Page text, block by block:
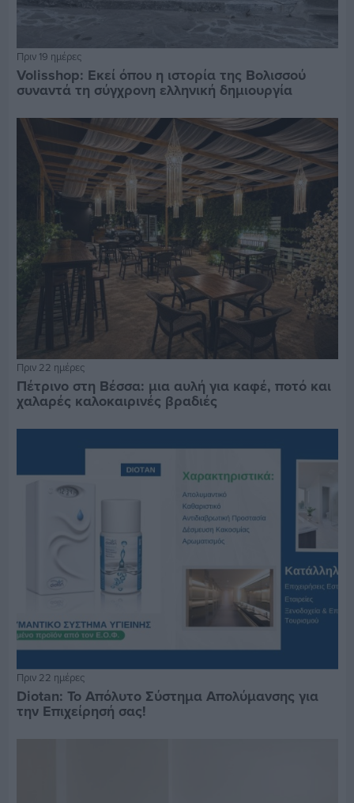
Πριν 19 ημέρες
Volisshop: Εκεί όπου η ιστορία της Βολισσού
συναντά τη σύγχρονη ελληνική δημιουργία
Πριν 22 ημέρες
Πέτρινο στη Βέσσα: μια αυλή για καφέ, ποτό και
χαλαρές καλοκαιρινές βραδιές
Πριν 22 ημέρες
Diotan: Το Απόλυτο Σύστημα Απολύμανσης για
την Επιχείρησή σας!